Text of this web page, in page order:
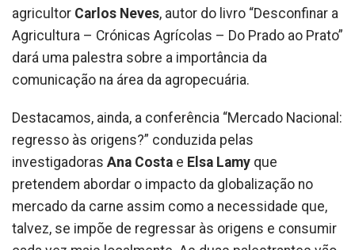
agricultor Carlos Neves, autor do livro “Desconfinar a
Agricultura – Crónicas Agrícolas – Do Prado ao Prato”
dará uma palestra sobre a importância da
comunicação na área da agropecuária.
Destacamos, ainda, a conferência “Mercado Nacional:
regresso às origens?” conduzida pelas
investigadoras Ana Costa e Elsa Lamy que
pretendem abordar o impacto da globalização no
mercado da carne assim como a necessidade que,
talvez, se impõe de regressar às origens e consumir